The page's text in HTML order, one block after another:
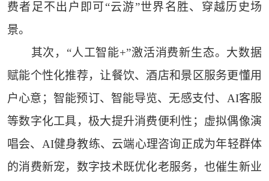
费者足不出户即可“云游”世界名胜、穿越历史场
景。
其次，“人工智能+”激活消费新生态。大数据
赋能个性化推荐，让餐饮、酒店和景区服务更懂用
户心意；智能预订、智能导览、无感支付、AI客服
等数字化工具，极大提升消费便利性；虚拟偶像演
唱会、AI健身教练、云端心理咨询正成为年轻群体
的消费新宠，数字技术既优化老服务，也催生新业